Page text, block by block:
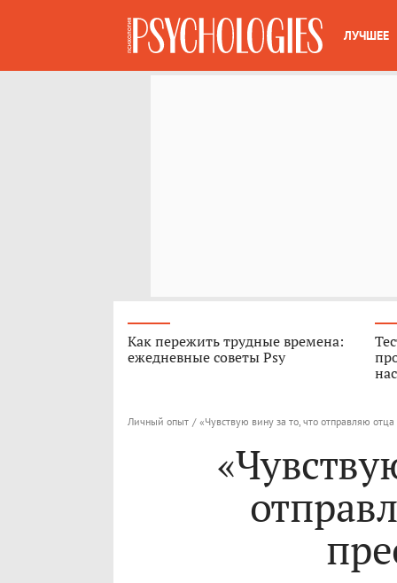
ЛУЧШЕЕ
Как пережить трудные времена:
ежедневные советы Psy
Личный опыт / «Чувствую вину за то, что отправляю